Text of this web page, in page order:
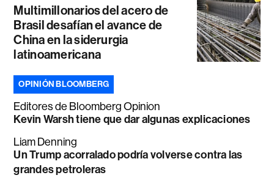
Multimillonarios del acero de
Brasil desafían el avance de
China en la siderurgia
latinoamericana
OPINIÓN BLOOMBERG
Editores de Bloomberg Opinion
Kevin Warsh tiene que dar algunas explicaciones
Liam Denning
Un Trump acorralado podría volverse contra las
grandes petroleras